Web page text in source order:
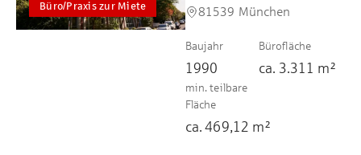
Büro/Praxis zur Miete
81539 München
Baujahr
1990
Bürofläche
ca. 3.311 m²
min. teilbare
Fläche
ca. 469,12 m²